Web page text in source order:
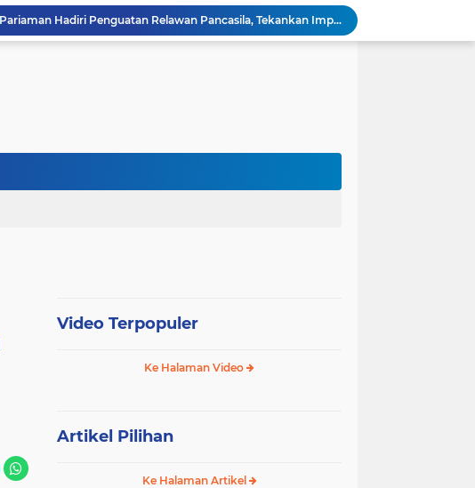
Wali Kota Pariaman Hadiri Penguatan Relawan Pancasila, Tekankan Implementasi Nilai Pancasila dalam Pelayanan Publik
Wali Kota Pariaman Bagikan Bibit Ikan Koi kepada Siswa SD untuk Edukasi Perikanan
Pengurus PWI Pariaman 2026–2029 Dilantik, Pemkot Tekankan Sinergi dan Profesionalisme Pers
Video Terpopuler
Ke Halaman Video
Artikel Pilihan
Ke Halaman Artikel